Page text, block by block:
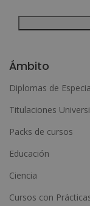
Para más información
Desea recibir
e
r
n
i
v
Ámbito
Diplomas de
Titulaciones
Packs de cursos
Educación
Ciencia
Cursos con